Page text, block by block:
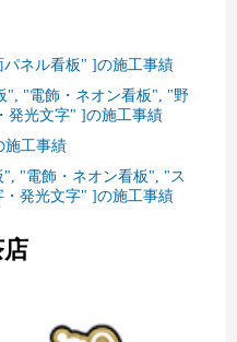
ネル看板" ]の施工事績
", "電飾・ネオン看板", "野
発光文字" ]の施工事績
工事績
"電飾・ネオン看板", "ス
発光文字" ]の施工事績
店